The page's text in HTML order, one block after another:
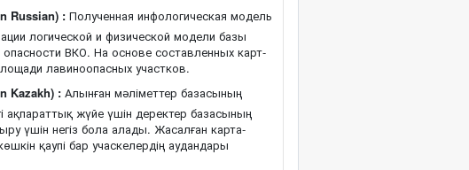
Russian) : Полученная инфологическая модель
логической и физической модели базы
ВКО. На основе составленных карт-
лавиноопасных участков.
Kazakh) : Алынған мәліметтер базасының
ақпараттық жүйе үшін деректер базасының
үшін негіз бола алады. Жасалған карта-
қаупі бар учаскелердің аудандары